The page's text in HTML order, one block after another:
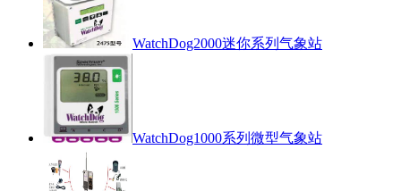
WatchDog2000迷你系列气象站
WatchDog1000系列微型气象站